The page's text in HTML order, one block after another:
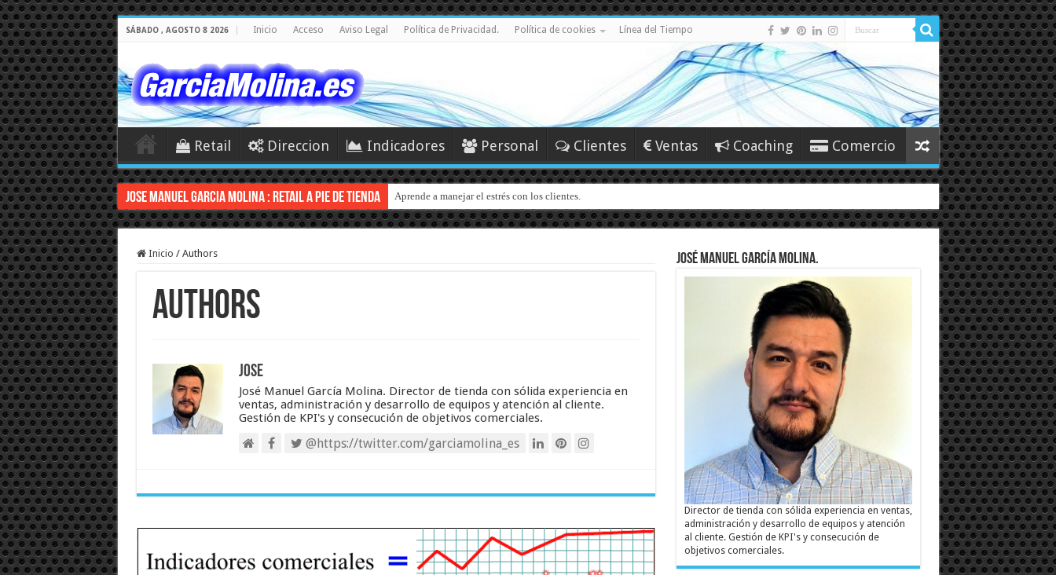
SÁBADO , AGOSTO 8 2026 Inicio Acceso Aviso Legal Política de Privacidad. Política de cookies Línea del Tiempo
Retail Direccion Indicadores Personal Clientes Ventas Coaching Comercio
JOSE MANUEL GARCIA MOLINA : RETAIL A PIE DE TIENDA Aprende a manejar el estrés con los clientes.
Inicio / Authors
Authors
Jose
José Manuel García Molina. Director de tienda con sólida experiencia en
ventas, administración y desarrollo de equipos y atención al cliente.
Gestión de KPI's y consecución de objetivos comerciales.
@https://twitter.com/garciamolina_es
José Manuel García Molina.
Director de tienda con sólida experiencia en ventas,
administración y desarrollo de equipos y atención
al cliente. Gestión de KPI's y consecución de
objetivos comerciales.